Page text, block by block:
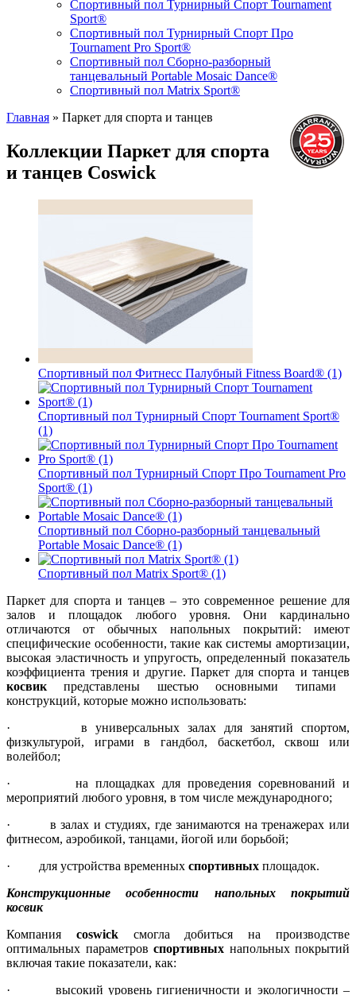
Спортивный пол Турнирный Спорт Tournament
Sport®
Спортивный пол Турнирный Спорт Про
Tournament Pro Sport®
Спортивный пол Сборно-разборный
танцевальный Portable Mosaic Dance®
Спортивный пол Matrix Sport®
Главная » Паркет для спорта и танцев
Коллекции Паркет для спорта
и танцев Coswick
Спортивный пол Фитнесс Палубный Fitness Board® (1)
Спортивный пол Турнирный Спорт Tournament Sport®
(1)
Спортивный пол Турнирный Спорт Про Tournament Pro
Sport® (1)
Спортивный пол Сборно-разборный танцевальный
Portable Mosaic Dance® (1)
Спортивный пол Matrix Sport® (1)
Паркет для спорта и танцев – это современное решение для
залов и площадок любого уровня. Они кардинально
отличаются от обычных напольных покрытий: имеют
специфические особенности, такие как системы амортизации,
высокая эластичность и упругость, определенный показатель
коэффициента трения и другие. Паркет для спорта и танцев
косвик представлены шестью основными типами
конструкций, которые можно использовать:
· в универсальных залах для занятий спортом,
физкультурой, играми в гандбол, баскетбол, сквош или
волейбол;
· на площадках для проведения соревнований и
мероприятий любого уровня, в том числе международного;
· в залах и студиях, где занимаются на тренажерах или
фитнесом, аэробикой, танцами, йогой или борьбой;
· для устройства временных спортивных площадок.
Конструкционные особенности напольных покрытий
косвик
Компания coswickсмогла добиться на производстве
оптимальных параметров спортивных напольных покрытий
включая такие показатели, как:
· высокий уровень гигиеничности и экологичности –